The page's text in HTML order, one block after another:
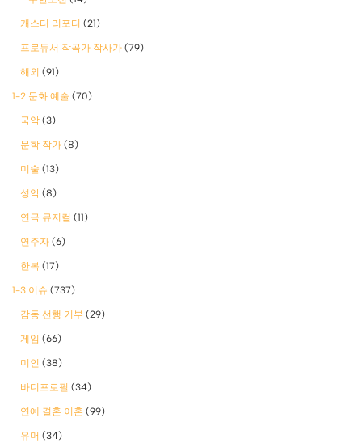
캐스터 리포터 (21)
프로듀서 작곡가 작사가 (79)
해외 (91)
1-2 문화 예술 (70)
국악 (3)
문학 작가 (8)
미술 (13)
성악 (8)
연극 뮤지컬 (11)
연주자 (6)
한복 (17)
1-3 이슈 (737)
감동 선행 기부 (29)
게임 (66)
미인 (38)
바디프로필 (34)
연예 결혼 이혼 (99)
유머 (34)